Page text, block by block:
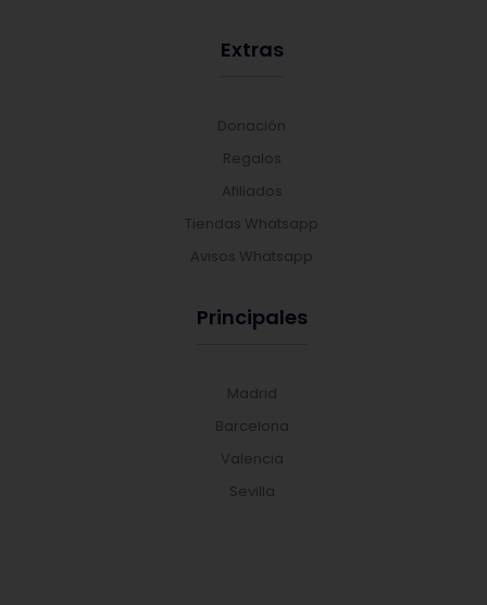
Extras
Donación
Regalos
Afiliados
Tiendas Whatsapp
Avisos Whatsapp
Principales
Madrid
Barcelona
Valencia
Sevilla